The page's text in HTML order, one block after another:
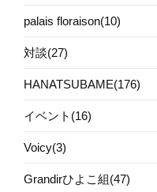
palais floraison(10)
対談(27)
HANATSUBAME(176)
イベント(16)
Voicy(3)
Grandirひよこ組(47)